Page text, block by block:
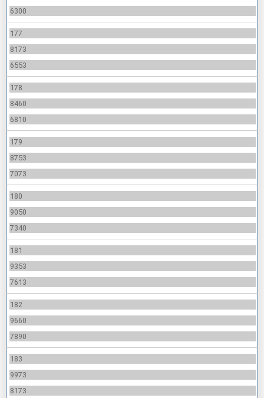
6300
177
8173
6553
178
8460
6810
179
8753
7073
180
9050
7340
181
9353
7613
182
9660
7890
183
9973
8173